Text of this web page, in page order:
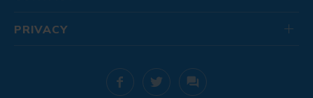
PRIVACY